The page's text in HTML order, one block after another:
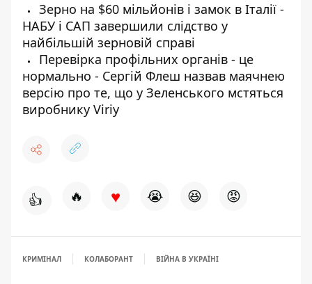
Зерно на $60 мільйонів і замок в Італії -
НАБУ і САП завершили слідство у
найбільшій зерновій справі
Перевірка профільних органів - це
нормально - Сергій Флеш назвав маячнею
версію про те, що у Зеленського мстяться
виробнику Viriy
👍 🔥 ♥ 😭 😆 😡
КРИМІНАЛ КОЛАБОРАНТ ВІЙНА В УКРАЇНІ